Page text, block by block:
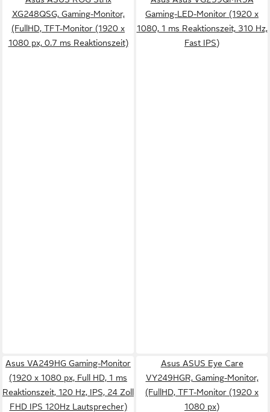
XG248QSG, Gaming-Monitor,
(FullHD, TFT-Monitor (1920 x
1080 px, 0.7 ms Reaktionszeit)
Gaming-LED-Monitor (1920 x
1080, 1 ms Reaktionszeit, 310 Hz,
Fast IPS)
Asus VA249HG Gaming-Monitor
(1920 x 1080 px, Full HD, 1 ms
Reaktionszeit, 120 Hz, IPS, 24 Zoll
FHD IPS 120Hz Lautsprecher)
Asus ASUS Eye Care
VY249HGR, Gaming-Monitor,
(FullHD, TFT-Monitor (1920 x
1080 px)